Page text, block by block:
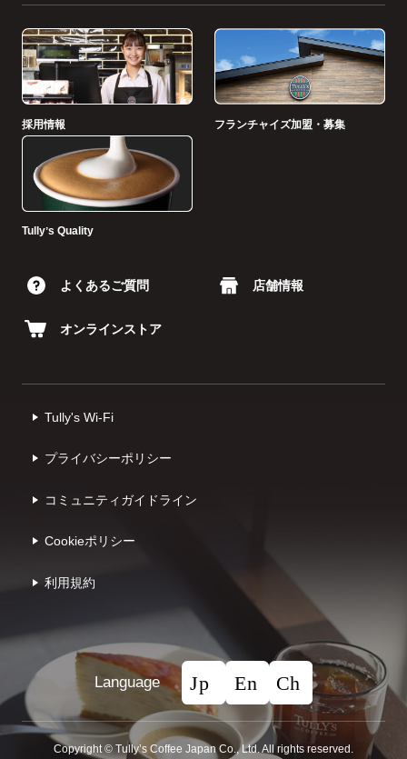
採用情報 フランチャイズ加盟・募集
Tullyʼs Quality
よくあるご質問 店舗情報
オンラインストア
Tully's Wi-Fi
プライバシーポリシー
コミュニティガイドライン
Cookieポリシー
利⽤規約
Language
Copyright © Tullyʼs Coffee Japan Co., Ltd. All rights reserved.